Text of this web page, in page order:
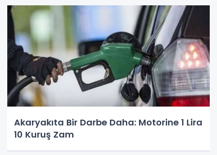
Akaryakıta Bir Darbe Daha: Motorine 1 Lira
10 Kuruş Zam